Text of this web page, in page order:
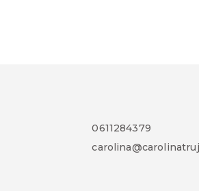
0611284379